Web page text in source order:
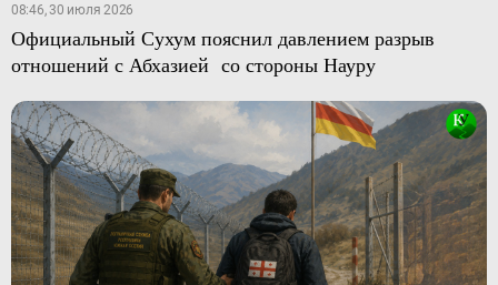
08:46, 30 июля 2026
Официальный Сухум пояснил давлением разрыв
отношений с Абхазией со стороны Науру